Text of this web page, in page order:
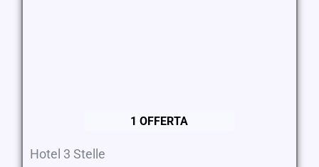
1 OFFERTA
Hotel 3 Stelle